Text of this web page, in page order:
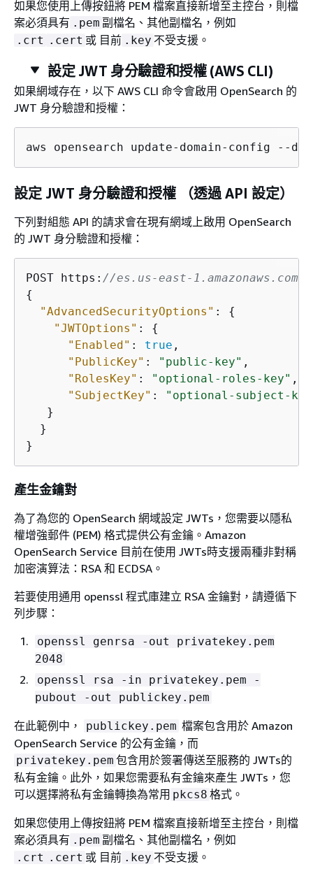
如果您使用上傳按鈕將 PEM 檔案直接新增至主控台，則檔
案必須具有 .pem 副檔名、其他副檔名，例如
.crt .cert 或 目前 .key 不受支援。
設定 JWT 身分驗證和授權 (AWS CLI)
如果網域存在，以下 AWS CLI 命令會啟用 OpenSearch 的
JWT 身分驗證和授權：
aws opensearch update-domain-config --
設定 JWT 身分驗證和授權 （透過 API 設定）
下列對組態 API 的請求會在現有網域上啟用 OpenSearch
的 JWT 身分驗證和授權：
POST https: //es.us-east-1.amazonaws.com/
{
"AdvancedSecurityOptions" : {
"JWTOptions" : {
"Enabled" : true ,
"PublicKey" : "public-key" ,
"RolesKey" : "optional-roles-key" ,
"SubjectKey" :
"optional-subject-
   }
  }
}
產生金鑰對
為了為您的 OpenSearch 網域設定 JWTs，您需要以隱私
權增強郵件 (PEM) 格式提供公有金鑰。Amazon
OpenSearch Service 目前在使用 JWTs時支援兩種非對稱
加密演算法：RSA 和 ECDSA。
若要使用通用 openssl 程式庫建立 RSA 金鑰對，請遵循下
列步驟：
openssl genrsa -out privatekey.pem
2048
openssl rsa -in privatekey.pem -
pubout -out publickey.pem
在此範例中， publickey.pem 檔案包含用於 Amazon
OpenSearch Service 的公有金鑰，而
privatekey.pem 包含用於簽署傳送至服務的 JWTs的
私有金鑰。此外，如果您需要私有金鑰來產生 JWTs，您
可以選擇將私有金鑰轉換為常用 pkcs8 格式。
如果您使用上傳按鈕將 PEM 檔案直接新增至主控台，則檔
案必須具有 .pem 副檔名、其他副檔名，例如
.crt .cert 或 目前 .key 不受支援。